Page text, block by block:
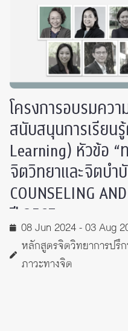
โครงการอบรมคว
สนับสนุนการเรียน
Learning) หัวข้อ “
จิตวิทยาและจิตบำ
COUNSELING
ปี 2567
08 Jun 2024 - 03 Aug
หลักสูตรจิตวิทยาการปรึ
ภาวะทางจิต